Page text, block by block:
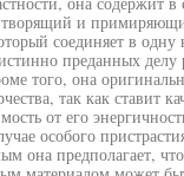
творящий и
соединяет в
преданных делу
того, она
так как ставит
от его
особого
она предполагает,